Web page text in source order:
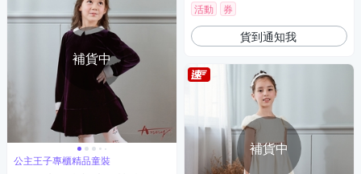
補貨中
公主王子專櫃精品童裝
活動 券
貨到通知我
補貨中